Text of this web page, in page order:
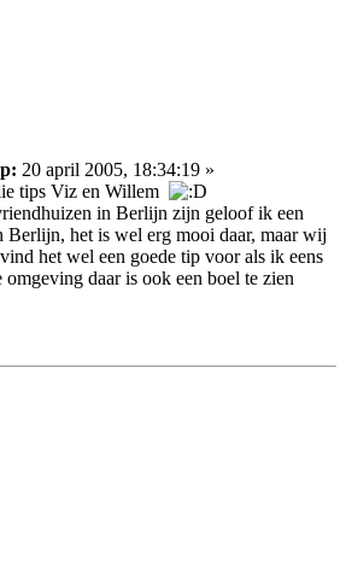
20 april 2005, 18:34:19 »
tips Viz en Willem
in Berlijn zijn geloof ik een
het is wel erg mooi daar, maar wij
het wel een goede tip voor als ik eens
daar is ook een boel te zien